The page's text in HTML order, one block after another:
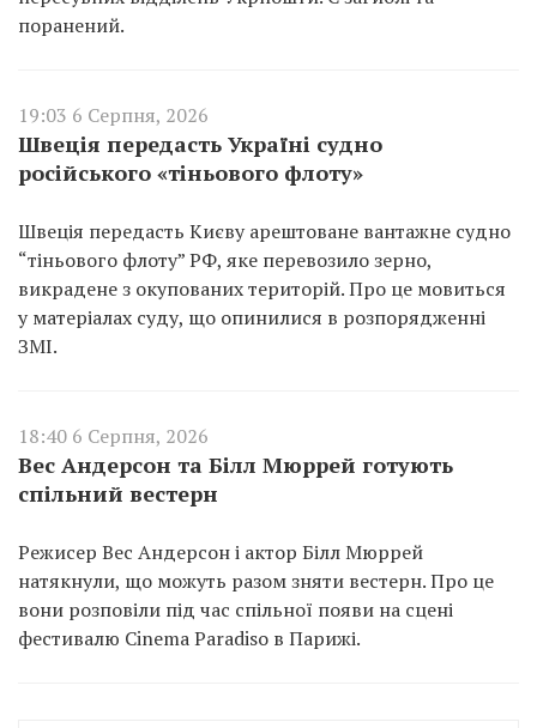
поранений.
19:03 6 Серпня, 2026
Швеція передасть Україні судно
російського «тіньового флоту»
Швеція передасть Києву арештоване вантажне судно
“тіньового флоту” РФ, яке перевозило зерно,
викрадене з окупованих територій. Про це мовиться
у матеріалах суду, що опинилися в розпорядженні
ЗМІ.
18:40 6 Серпня, 2026
Вес Андерсон та Білл Мюррей готують
спільний вестерн
Режисер Вес Андерсон і актор Білл Мюррей
натякнули, що можуть разом зняти вестерн. Про це
вони розповіли під час спільної появи на сцені
фестивалю Cinema Paradiso в Парижі.